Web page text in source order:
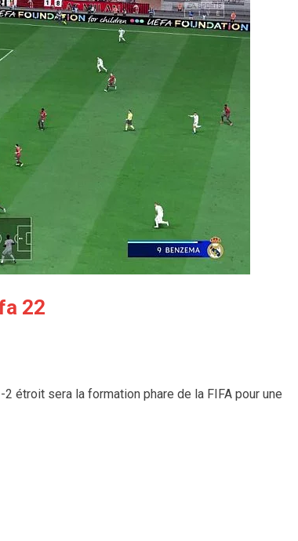
22
étroit sera la formation phare de la FIFA pour une